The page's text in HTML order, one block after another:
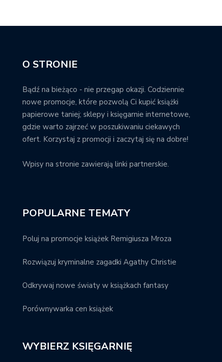
O STRONIE
Bądź na bieżąco - nie przegap okazji. Codziennie
nowe promocje, które pozwolą Ci kupić książki
papierowe taniej; sklepy i księgarnie internetowe,
gdzie warto zajrzeć w poszukiwaniu ciekawych
ofert. Korzystaj z promocji i zaczytaj się na dobre!
Wpisy na stronie zawierają linki partnerskie.
POPULARNE TEMATY
Poluj na promocje książek Remigiusza Mroza
Rozwiązuj kryminalne zagadki Agathy Christie
Odkrywaj nowe światy w książkach fantasy
Porównywarka cen książek
WYBIERZ KSIĘGARNIĘ